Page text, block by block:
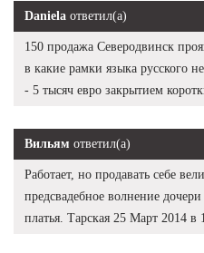
Daniela ответил(а)
150 продажа Северодвинск
в какие рамки языка русского
- 5 тысяч евро закрытием
Вильям ответил(а)
Работает, но продавать себе
предсвадебное волнение
платья. Тарская 25 Март 2014 в